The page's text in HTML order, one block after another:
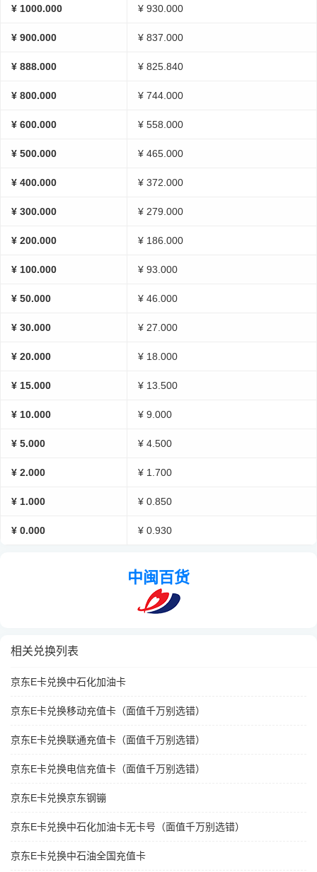
¥ 1000.000 ¥ 930.000
¥ 900.000 ¥ 837.000
¥ 888.000 ¥ 825.840
¥ 800.000 ¥ 744.000
¥ 600.000 ¥ 558.000
¥ 500.000 ¥ 465.000
¥ 400.000 ¥ 372.000
¥ 300.000 ¥ 279.000
¥ 200.000 ¥ 186.000
¥ 100.000 ¥ 93.000
¥ 50.000 ¥ 46.000
¥ 30.000 ¥ 27.000
¥ 20.000 ¥ 18.000
¥ 15.000 ¥ 13.500
¥ 10.000 ¥ 9.000
¥ 5.000 ¥ 4.500
¥ 2.000 ¥ 1.700
¥ 1.000 ¥ 0.850
¥ 0.000 ¥ 0.930
中闽百货
相关兑换列表
京东E卡兑换中石化加油卡
京东E卡兑换移动充值卡（面值千万别选错）
京东E卡兑换联通充值卡（面值千万别选错）
京东E卡兑换电信充值卡（面值千万别选错）
京东E卡兑换京东钢镚
京东E卡兑换中石化加油卡无卡号（面值千万别选错）
京东E卡兑换中石油全国充值卡